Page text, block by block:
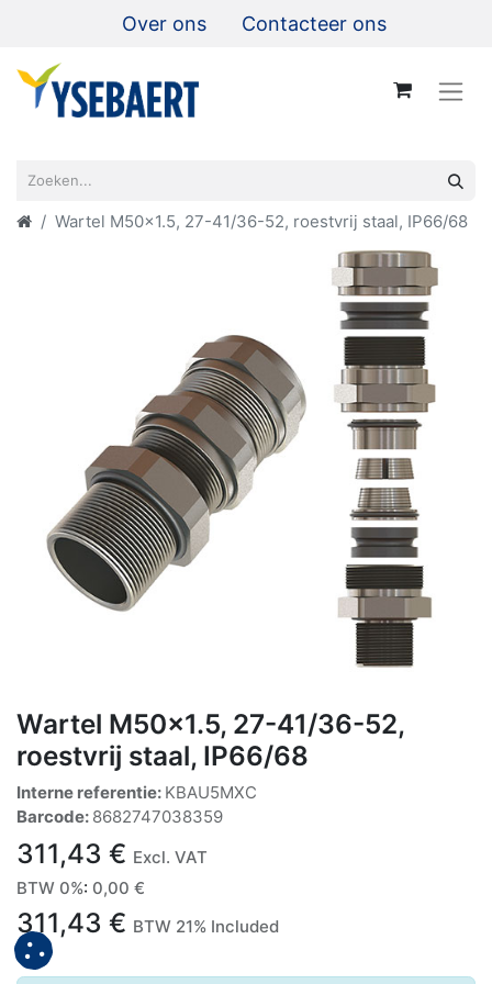
Over ons Contacteer ons
Wartel M50x1.5, 27-41/36-52, roestvrij staal, IP66/68
Wartel M50x1.5, 27-41/36-52,
roestvrij staal, IP66/68
Interne referentie: KBAU5MXC
Barcode: 8682747038359
311,43 € Excl. VAT
BTW 0%: 0,00 €
311,43 € BTW 21% Included